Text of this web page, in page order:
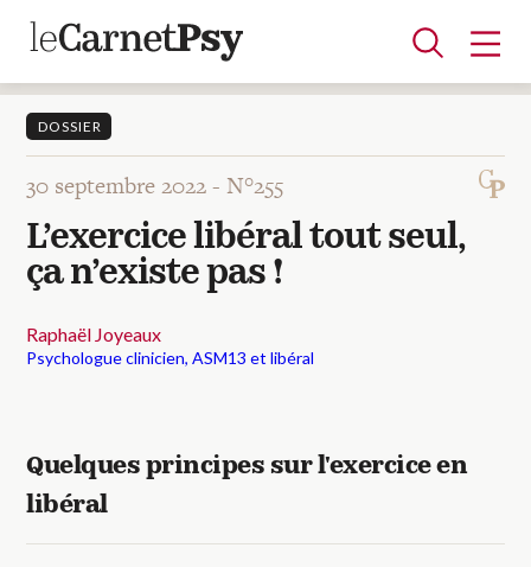
Articles
A la une
Adolescence
Dispositif
Enfance
Périnatalité
Psychanalyse
Psychopathologie
Soin
Dossiers
Auteurs
Blocs-notes
DOSSIER
30 septembre 2022 -N°255
L’exercice libéral tout seul,
ça n’existe pas !
Raphaël Joyeaux
Psychologue clinicien, ASM13 et libéral
Quelques principes sur l'exercice en
libéral